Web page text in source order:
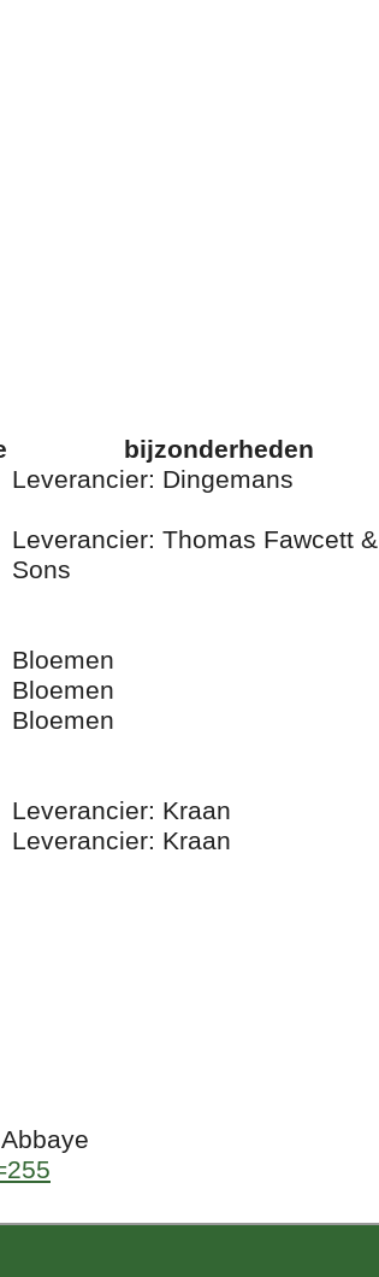
bijzonderheden
Leverancier: Dingemans
Leverancier: Thomas Fawcett &
Sons
Bloemen
Bloemen
Bloemen
Leverancier: Kraan
Leverancier: Kraan